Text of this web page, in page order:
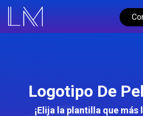
Logotipo De
¡Elija la plantilla que más